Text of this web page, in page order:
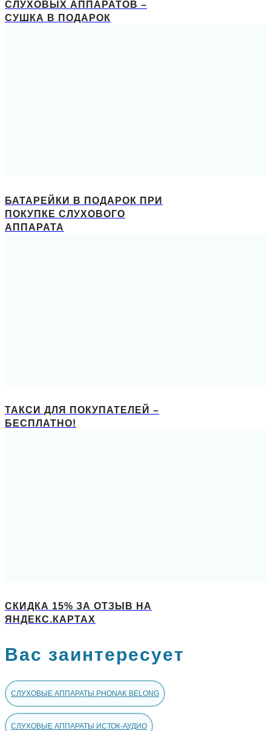
СЛУХОВЫХ АППАРАТОВ –
СУШКА В ПОДАРОК
БАТАРЕЙКИ В ПОДАРОК ПРИ
ПОКУПКЕ СЛУХОВОГО
АППАРАТА
ТАКСИ ДЛЯ ПОКУПАТЕЛЕЙ –
БЕСПЛАТНО!
СКИДКА 15% ЗА ОТЗЫВ НА
ЯНДЕКС.КАРТАХ
Вас заинтересует
СЛУХОВЫЕ АППАРАТЫ PHONAK BELONG
СЛУХОВЫЕ АППАРАТЫ ИСТОК-АУДИО